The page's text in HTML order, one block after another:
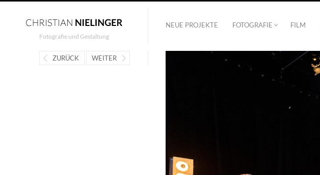
Fotografie und Gestaltung
NEUE PROJEKTE FOTOGRAFIE FILM
ZURÜCK WEITER